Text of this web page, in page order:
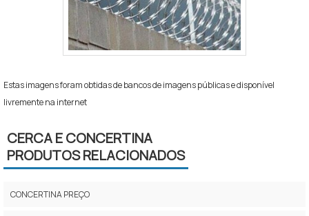
Estas imagens foram obtidas de bancos de imagens públicas e disponível
livremente na internet
CERCA E CONCERTINA
PRODUTOS RELACIONADOS
CONCERTINA PREÇO